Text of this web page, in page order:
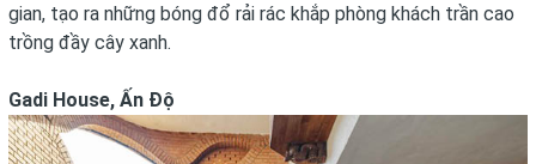
gian, tạo ra những bóng đổ rải rác khắp phòng khách trần cao
trồng đầy cây xanh.
Gadi House, Ấn Độ